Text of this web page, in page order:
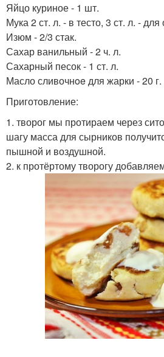
Яйцо куриное - 1 шт.
Мука 2 ст. л. - в тесто, 3 ст. л. -
Изюм - 2/3 стак.
Сахар ванильный - 2 ч. л.
Сахарный песок - 1 ст. л.
Масло сливочнoe для жарки - 20 г.
Приготовление:
1. творог мы протираем через
шагу масса для сырников
пышной и воздушной.
2. к протёртому творогу